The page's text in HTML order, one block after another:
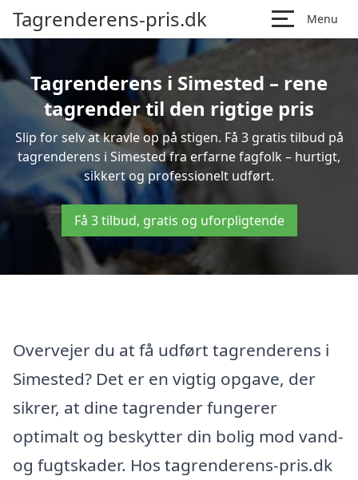
Tagrenderens-pris.dk Menu
Tagrenderens i Simested – rene
tagrender til den rigtige pris
Slip for selv at kravle op på stigen. Få 3 gratis tilbud på
tagrenderens i Simested fra erfarne fagfolk – hurtigt,
sikkert og professionelt udført.
Få 3 tilbud, gratis og uforpligtende
Overvejer du at få udført tagrenderens i
Simested? Det er en vigtig opgave, der
sikrer, at dine tagrender fungerer
optimalt og beskytter din bolig mod vand-
og fugtskader. Hos tagrenderens-pris.dk